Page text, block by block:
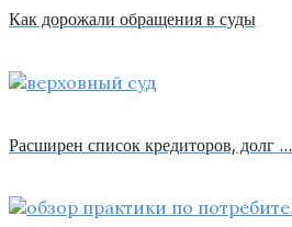
Как дорожали обращения в суды
Расширен список кредиторов, долг …